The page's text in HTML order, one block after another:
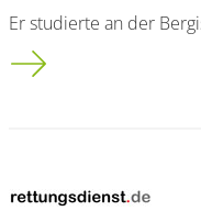
Er studierte an der
Abschied vom